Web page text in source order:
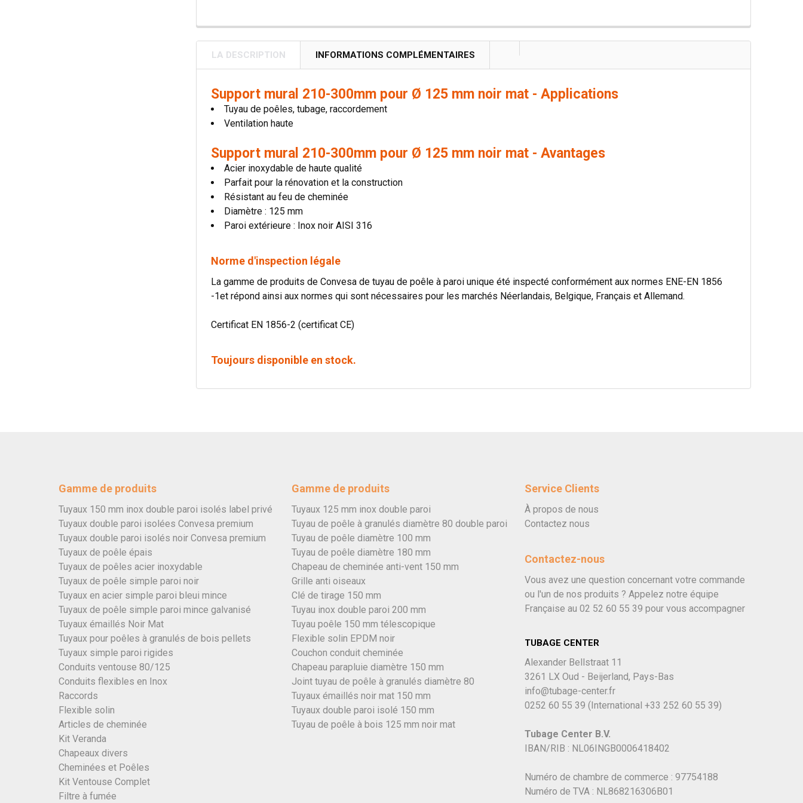
LA DESCRIPTION INFORMATIONS COMPLÉMENTAIRES
Support mural 210-300mm pour Ø 125 mm noir mat - Applications
Tuyau de poêles, tubage, raccordement
Ventilation haute
Support mural 210-300mm pour Ø 125 mm noir mat - Avantages
Acier inoxydable de haute qualité
Parfait pour la rénovation et la construction
Résistant au feu de cheminée
Diamètre : 125 mm
Paroi extérieure : Inox noir AISI 316
Norme d'inspection légale
La gamme de produits de Convesa de tuyau de poêle à paroi unique été inspecté conformément aux normes ENE-EN 1856
-1et répond ainsi aux normes qui sont nécessaires pour les marchés Néerlandais, Belgique, Français et Allemand.
Certificat EN 1856-2 (certificat CE)
Toujours disponible en stock.
Gamme de produits
Tuyaux 150 mm inox double paroi isolés label privé
Tuyaux double paroi isolées Convesa premium
Tuyaux double paroi isolés noir Convesa premium
Tuyaux de poêle épais
Tuyaux de poêles acier inoxydable
Tuyaux de poêle simple paroi noir
Tuyaux en acier simple paroi bleui mince
Tuyaux de poêle simple paroi mince galvanisé
Tuyaux émaillés Noir Mat
Tuyaux pour poêles à granulés de bois pellets
Tuyaux simple paroi rigides
Conduits ventouse 80/125
Conduits flexibles en Inox
Raccords
Flexible solin
Articles de cheminée
Kit Veranda
Chapeaux divers
Cheminées et Poêles
Kit Ventouse Complet
Filtre à fumée
Gamme de produits
Tuyaux 125 mm inox double paroi
Tuyau de poêle à granulés diamètre 80 double paroi
Tuyau de poêle diamètre 100 mm
Tuyau de poêle diamètre 180 mm
Chapeau de cheminée anti-vent 150 mm
Grille anti oiseaux
Clé de tirage 150 mm
Tuyau inox double paroi 200 mm
Tuyau poêle 150 mm télescopique
Flexible solin EPDM noir
Couchon conduit cheminée
Chapeau parapluie diamètre 150 mm
Joint tuyau de poêle à granulés diamètre 80
Tuyaux émaillés noir mat 150 mm
Tuyaux double paroi isolé 150 mm
Tuyau de poêle à bois 125 mm noir mat
Service Clients
À propos de nous
Contactez nous
Contactez-nous
Vous avez une question concernant votre commande
ou l'un de nos produits ? Appelez notre équipe
Française au 02 52 60 55 39 pour vous accompagner
TUBAGE CENTER
Alexander Bellstraat 11
3261 LX Oud - Beijerland, Pays-Bas
info@tubage-center.fr
0252 60 55 39 (International +33 252 60 55 39)
Tubage Center B.V.
IBAN/RIB : NL06INGB0006418402
Numéro de chambre de commerce : 97754188
Numéro de TVA : NL868216306B01